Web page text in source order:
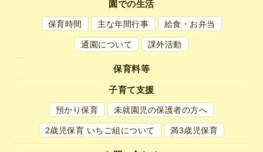
園での生活
保育時間 主な年間行事 給食・お弁当
通園について 課外活動
保育料等
子育て支援
預かり保育 未就園児の保護者の方へ
2歳児保育 いちご組について 満3歳児保育